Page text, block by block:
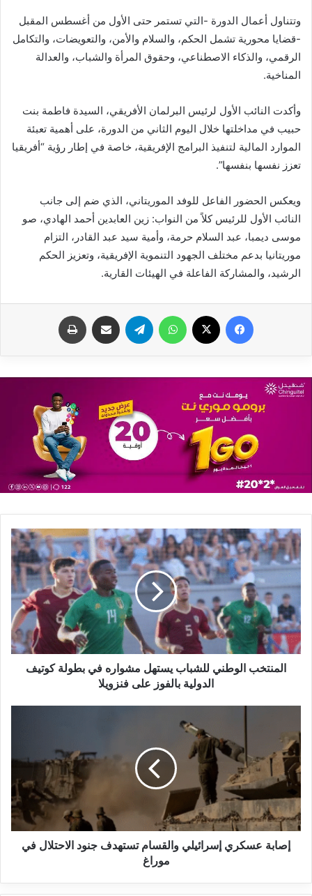
وتتناول أعمال الدورة -التي تستمر حتى الأول من أغسطس المقبل
-قضايا محورية تشمل الحكم، والسلام والأمن، والتعويضات، والتكامل
الرقمي، والذكاء الاصطناعي، وحقوق المرأة والشباب، والعدالة
المناخية.
وأكدت النائب الأول لرئيس البرلمان الأفريقي، السيدة فاطمة بنت
حبيب في مداخلتها خلال اليوم الثاني من الدورة، على أهمية تعبئة
الموارد المالية لتنفيذ البرامج الإفريقية، خاصة في إطار رؤية “أفريقيا
تعزز نفسها بنفسها”.
ويعكس الحضور الفاعل للوفد الموريتاني، الذي ضم إلى جانب
النائب الأول للرئيس كلاً من النواب: زين العابدين أحمد الهادي، صو
موسى ديمبا، عبد السلام حرمة، وأمية سيد عبد القادر، التزام
موريتانيا بدعم مختلف الجهود التنموية الإفريقية، وتعزيز الحكم
الرشيد، والمشاركة الفاعلة في الهيئات القارية.
فيسبوك واتساب تيلقرام مشاركة عبر البريد
المنتخب الوطني للشباب يستهل مشواره في بطولة كوتيف
الدولية بالفوز على فنزويلا
إصابة عسكري إسرائيلي والقسام تستهدف جنود الاحتلال في
موراغ